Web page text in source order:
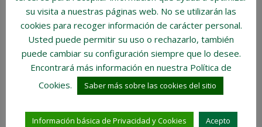
siguiente
LAS VISITAS INMOBILIARIAS Y CÓMO UNA
BUENA GESTIÓN DE ESTAS HACE QUE
“CAMBIE LA PELÍCULA” DE LA VENTA DE
su visita a nuestras páginas web. No se utilizarán las
cookies para recoger información de carácter personal.
Usted puede permitir su uso o rechazarlo, también
puede cambiar su configuración siempre que lo desee.
Encontrará más información en nuestra Política de
Cookies.
Saber más sobre las cookies del sitio
Información básica de Privacidad y Cookies Acepto